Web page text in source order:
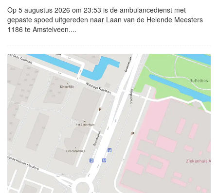
Op 5 augustus 2026 om 23:53 is de ambulancedienst met
gepaste spoed uitgereden naar Laan van de Helende Meesters
1186 te Amstelveen....